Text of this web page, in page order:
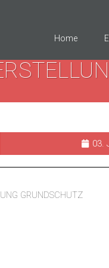
Home
03.
GRUNDSCHUTZ